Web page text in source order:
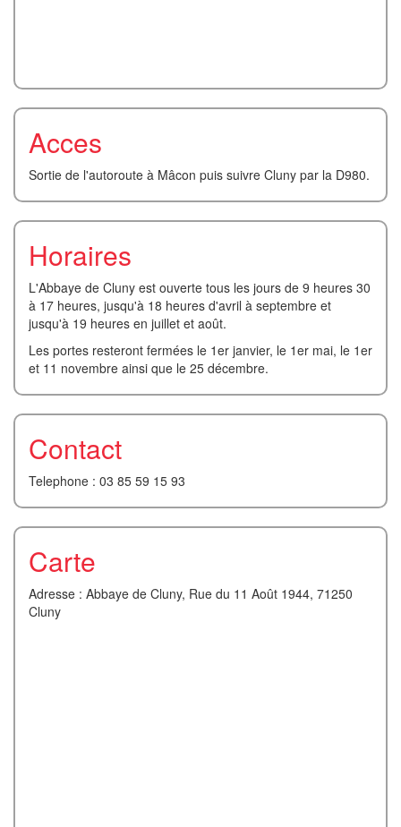
Acces
Sortie de l'autoroute à Mâcon puis suivre Cluny par la D980.
Horaires
L'Abbaye de Cluny est ouverte tous les jours de 9 heures 30
à 17 heures, jusqu'à 18 heures d'avril à septembre et
jusqu'à 19 heures en juillet et août.
Les portes resteront fermées le 1er janvier, le 1er mai, le 1er
et 11 novembre ainsi que le 25 décembre.
Contact
Telephone : 03 85 59 15 93
Carte
Adresse : Abbaye de Cluny, Rue du 11 Août 1944, 71250
Cluny